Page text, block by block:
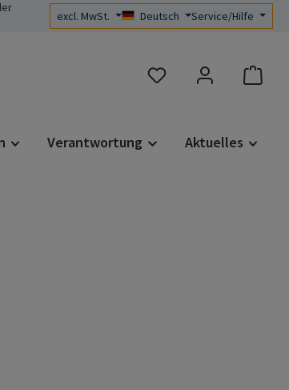
excl. MwSt. Deutsch Service/Hilfe
Du hast 0 Produkte auf
Verantwortung Aktuelles